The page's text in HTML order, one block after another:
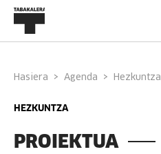
Hasiera Agenda Hezkuntza
HEZKUNTZA
PROIEKTUA